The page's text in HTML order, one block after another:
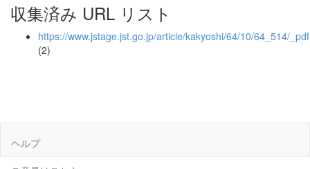
収集済み URL リスト
https://www.jstage.jst.go.jp/article/kakyoshi/64/10/64_514/_pdf
(2)
ヘルプ